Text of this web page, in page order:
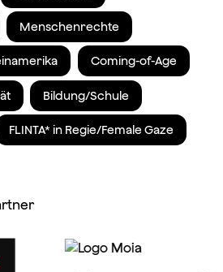
Menschenrechte
Coming-of-Age
Bildung/Schule
FLINTA* in Regie/Female Gaze